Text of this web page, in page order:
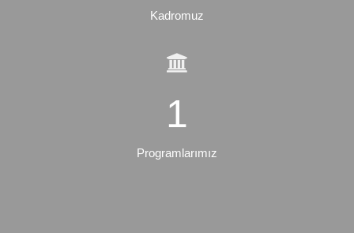
Kadromuz
2
Programlarımız